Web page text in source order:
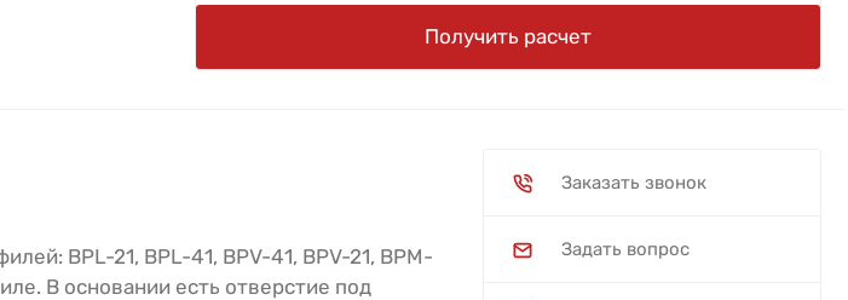
Получить расчет
BPL-21, BPL-41, BPV-41, BPV-21, BPM-
В основании есть отверстие под
Заказать звонок
Задать вопрос